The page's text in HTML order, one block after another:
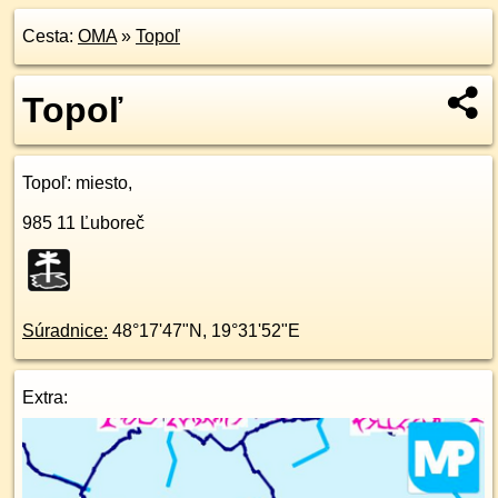
Cesta: OMA» Topoľ
Topoľ
Topoľ: miesto,
985 11 Ľuboreč
Súradnice: 48°17'47"N , 19°31'52"E
Extra: